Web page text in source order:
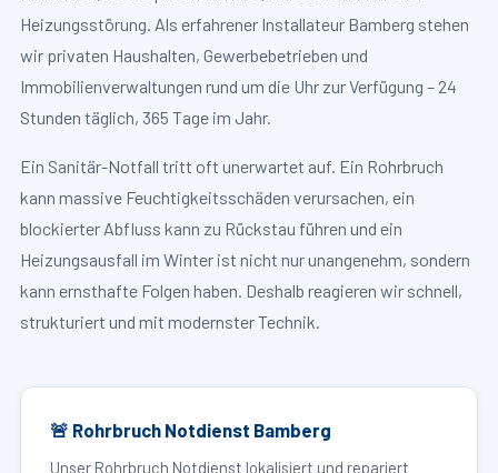
Heizungsstörung. Als erfahrener Installateur Bamberg stehen
wir privaten Haushalten, Gewerbebetrieben und
Immobilienverwaltungen rund um die Uhr zur Verfügung – 24
Stunden täglich, 365 Tage im Jahr.
Ein Sanitär-Notfall tritt oft unerwartet auf. Ein Rohrbruch
kann massive Feuchtigkeitsschäden verursachen, ein
blockierter Abfluss kann zu Rückstau führen und ein
Heizungsausfall im Winter ist nicht nur unangenehm, sondern
kann ernsthafte Folgen haben. Deshalb reagieren wir schnell,
strukturiert und mit modernster Technik.
🚨 Rohrbruch Notdienst Bamberg
Unser Rohrbruch Notdienst lokalisiert und repariert